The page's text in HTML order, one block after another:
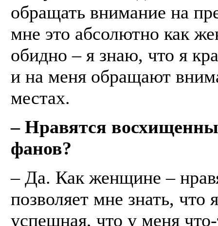
обращать внимание на
мне это абсолютно как
обидно – я знаю, что я
и на меня обращают
местах.
– Нравятся
фанов?
– Да. Как женщине –
позволяет мне знать, что
успешная, что у меня